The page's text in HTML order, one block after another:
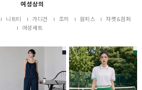
여성상의
니트티 가디건 조끼 원피스
자켓&점퍼
여성세트